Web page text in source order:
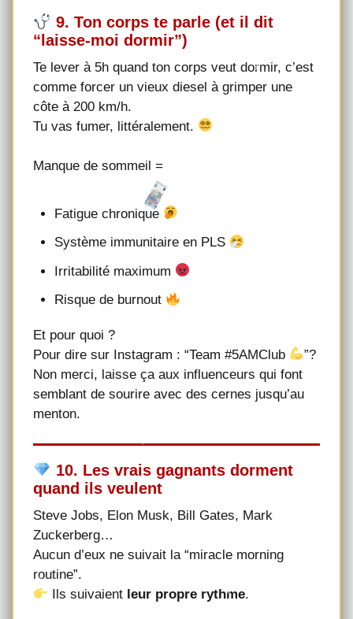
9. Ton corps te parle (et il dit
“laisse-moi dormir”)
Te lever à 5h quand ton corps veut dormir, c’est
comme forcer un vieux diesel à grimper une
côte à 200 km/h.
Tu vas fumer, littéralement.
Manque de sommeil =
Fatigue chronique
Système immunitaire en PLS
Irritabilité maximum
Risque de burnout
Et pour quoi ?
Pour dire sur Instagram : “Team #5AMClub
”?
Non merci, laisse ça aux influenceurs qui font
semblant de sourire avec des cernes jusqu’au
menton.
10. Les vrais gagnants dorment
quand ils veulent
Steve Jobs, Elon Musk, Bill Gates, Mark
Zuckerberg…
Aucun d’eux ne suivait la “miracle morning
routine”.
Ils suivaient leur propre rythme.